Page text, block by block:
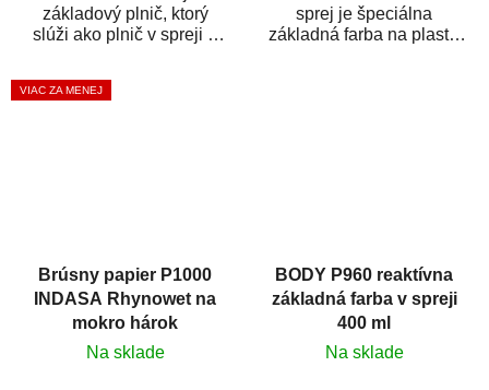
základový plnič, ktorý
slúži ako plnič v spreji a
zároveň. HB BODY...
sprej je špeciálna
základná farba na plasty,
VIAC ZA MENEJ
Brúsny papier P1000
INDASA Rhynowet na
mokro hárok
Na sklade
BODY P960 reaktívna
základná farba v spreji
400 ml
Na sklade